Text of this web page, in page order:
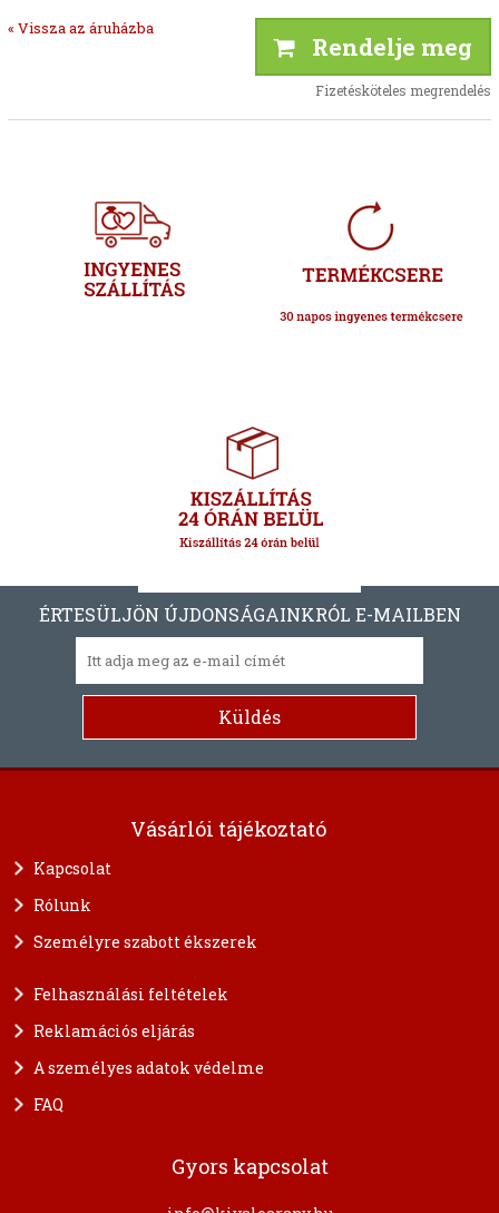
« Vissza az áruházba
Rendelje meg
Fizetésköteles megrendelés
ÉRTESÜLJÖN ÚJDONSÁGAINKRÓL E-MAILBEN
Vásárlói tájékoztató
Kapcsolat
Rólunk
Személyre szabott ékszerek
Felhasználási feltételek
Reklamációs eljárás
A személyes adatok védelme
FAQ
Gyors kapcsolat